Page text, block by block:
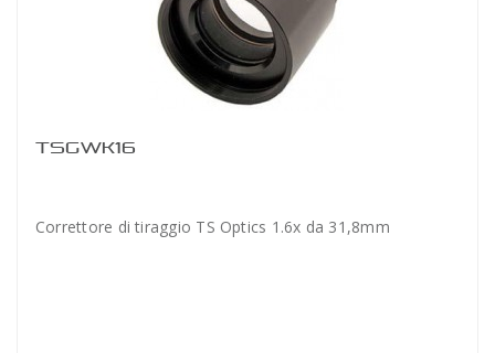
TSGWK16
Correttore di tiraggio TS Optics 1.6x da 31,8mm